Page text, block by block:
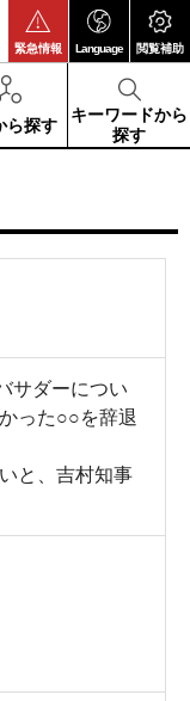
緊急情報 Language 閲覧補助
ら探す
キーワードから
探す
サダーについ
った○○を辞退
と、吉村知事